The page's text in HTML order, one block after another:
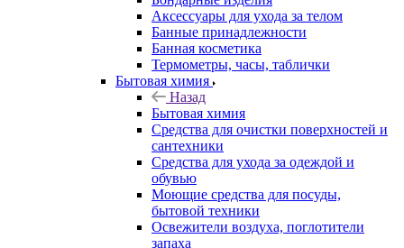
Аксеcсуары для ухода за телом
Банные принадлежности
Банная косметика
Термометры, часы, таблички
Бытовая химия
Назад
Бытовая химия
Средства для очистки поверхностей и
сантехники
Средства для ухода за одеждой и
обувью
Моющие средства для посуды,
бытовой техники
Освежители воздуха, поглотители
запаха